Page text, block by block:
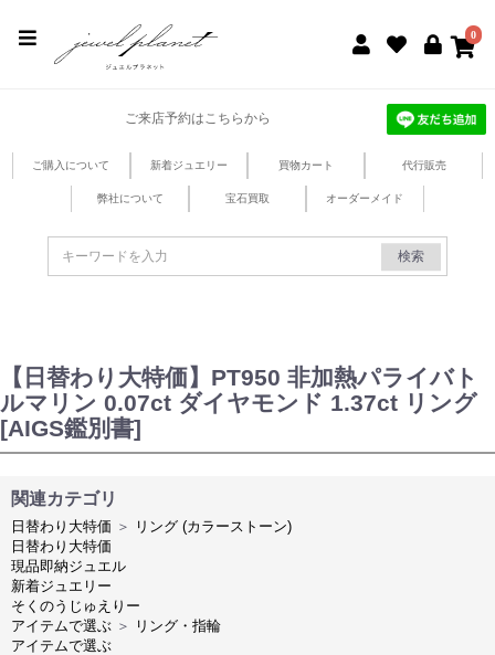
0
ご来店予約はこちらから
ご購入について 新着ジュエリー 買物カート 代行販売
弊社について 宝石買取 オーダーメイド
検索
【日替わり大特価】PT950 非加熱パライバト
ルマリン 0.07ct ダイヤモンド 1.37ct リング
[AIGS鑑別書]
関連カテゴリ
日替わり大特価 ＞
リング (カラーストーン)
日替わり大特価
現品即納ジュエル
新着ジュエリー
そくのうじゅえりー
アイテムで選ぶ ＞
リング・指輪
アイテムで選ぶ